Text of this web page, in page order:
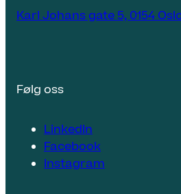
Karl Johans gate 5, 0154
Følg oss
LinkedIn
Facebook
Instagram